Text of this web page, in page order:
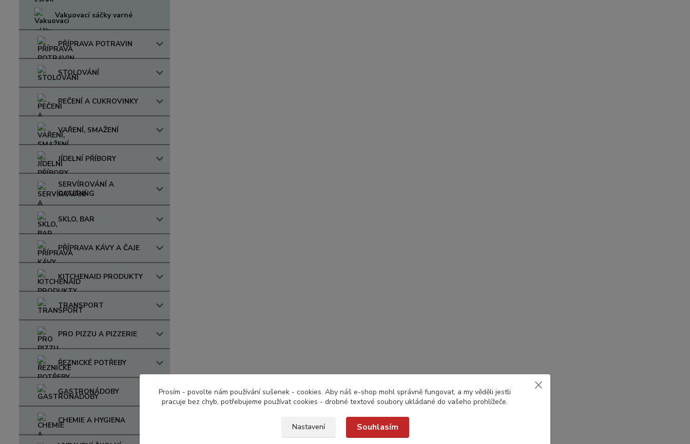
Vakuovací sáčky varné
PŘÍPRAVA POTRAVIN
STOLOVÁNÍ
PEČENÍ A CUKROVINKY
VAŘENÍ, SMAŽENÍ
JÍDELNÍ PŘÍBORY
SERVÍROVÁNÍ A
CATERING
SKLO, BAR
PŘÍPRAVA KÁVY A ČAJE
KITCHENAID PRODUKTY
TRANSPORT
PRO PIZZU A PIZZERIE
ŘEZNICKÉ POTŘEBY
GASTRONÁDOBY
CHEMIE A HYGIENA
Prosím - povolte nám používání sušenek - cookies. Aby náš e-shop mohl správně fungovat, a my věděli jestli
pracuje bez chyb, potřebujeme používat cookies - drobné textové soubory ukládané do vašeho prohlížeče.
Nastavení Souhlasím